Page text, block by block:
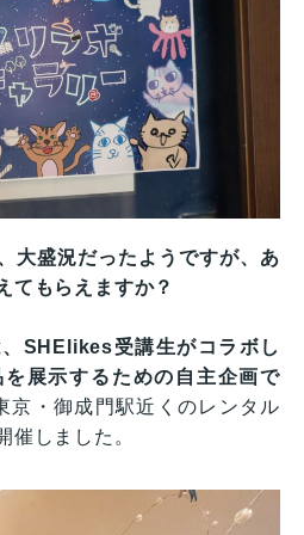
盛況だったようですが、あ
てもらえますか？
SHElikes受講生がコラボし
展示するための自主企画で
京・御成門駅近くのレンタル
催しました。